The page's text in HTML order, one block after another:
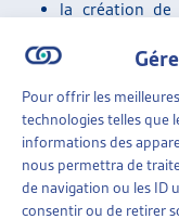
Pour offrir les
technologies telles que
informations des
nous permettra de
de navigation ou les ID
consentir ou de retirer
la création de
la notification
le traitement
par
électronique
le site du